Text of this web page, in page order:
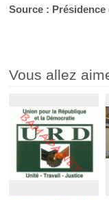
Source :
Vous allez